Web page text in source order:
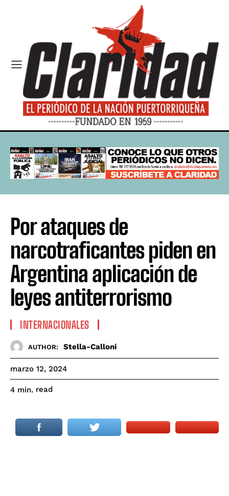
Por ataques de
narcotraficantes piden en
Argentina aplicación de
leyes antiterrorismo
INTERNACIONALES
AUTHOR: Stella-Calloni
marzo 12, 2024
4 min. read